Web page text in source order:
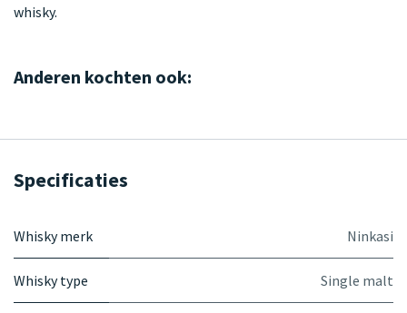
whisky.
Anderen kochten ook:
Specificaties
Whisky merk Ninkasi
Whisky type Single malt